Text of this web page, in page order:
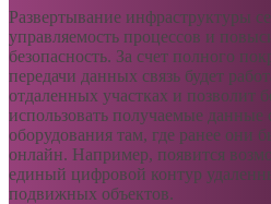
Развертывание инфраструктуры
управляемость процессов и
безопасность. За счет полного
передачи данных связь будет
отдаленных участках и позволит
использовать получаемые данные
оборудования там, где ранее они
онлайн. Например, появится
единый цифровой контур
подвижных объектов.